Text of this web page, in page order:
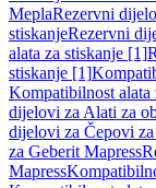
MeplaRezervni
stiskanjeRezervni
alata za stiskanje [1]
stiskanje [1]
Kompatibilnost alata
dijelovi za Alati za
dijelovi za Čepovi
za Geberit Mapress
Mapress